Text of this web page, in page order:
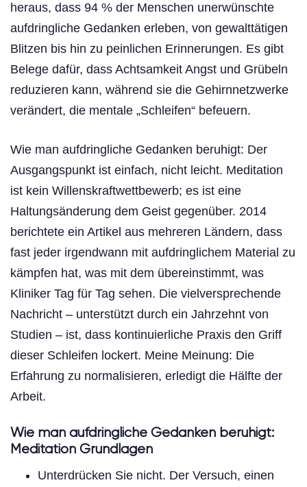
heraus, dass 94 % der Menschen unerwünschte
aufdringliche Gedanken erleben, von gewalttätigen
Blitzen bis hin zu peinlichen Erinnerungen. Es gibt
Belege dafür, dass Achtsamkeit Angst und Grübeln
reduzieren kann, während sie die Gehirnnetzwerke
verändert, die mentale „Schleifen“ befeuern.
Wie man aufdringliche Gedanken beruhigt: Der
Ausgangspunkt ist einfach, nicht leicht. Meditation
ist kein Willenskraftwettbewerb; es ist eine
Haltungsänderung dem Geist gegenüber. 2014
berichtete ein Artikel aus mehreren Ländern, dass
fast jeder irgendwann mit aufdringlichem Material zu
kämpfen hat, was mit dem übereinstimmt, was
Kliniker Tag für Tag sehen. Die vielversprechende
Nachricht – unterstützt durch ein Jahrzehnt von
Studien – ist, dass kontinuierliche Praxis den Griff
dieser Schleifen lockert. Meine Meinung: Die
Erfahrung zu normalisieren, erledigt die Hälfte der
Arbeit.
Wie man aufdringliche Gedanken beruhigt:
Meditation Grundlagen
Unterdrücken Sie nicht. Der Versuch, einen